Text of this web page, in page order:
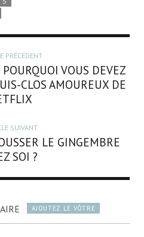
PRÉCÉDENT
VOUS DEVEZ
CLOS AMOUREUX DE
SUIVANT
LE GINGEMBRE
SOI ?
AJOUTEZ LE VÔTRE